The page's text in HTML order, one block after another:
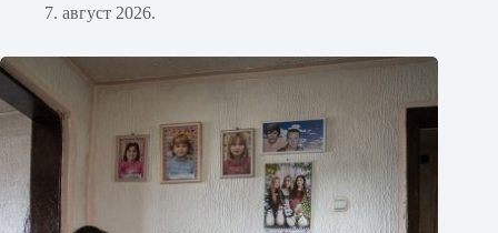
7. август 2026.